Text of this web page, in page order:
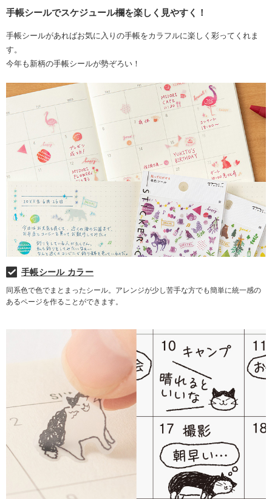
手帳シールでスケジュール欄を楽しく見やすく！
手帳シールがあればお気に入りの手帳をカラフルに楽しく彩ってくれま
す。
今年も新柄の手帳シールが勢ぞろい！
手帳シール カラー
同系色で色でまとまったシール。アレンジが少し苦手な方でも簡単に統一感の
あるページを作ることができます。